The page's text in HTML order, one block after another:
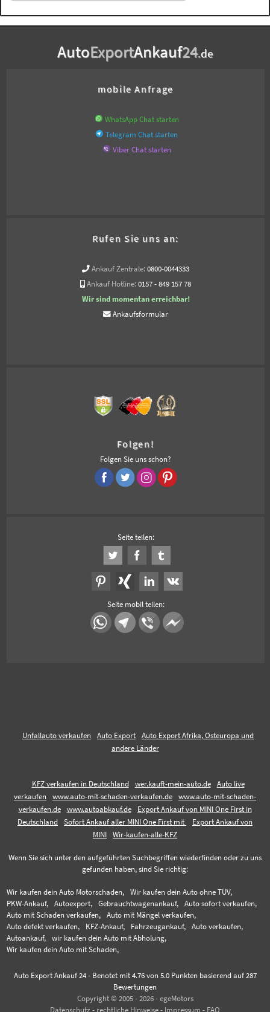
AutoExportAnkauf24.de
mobile Anfrage
WhatsApp Chat starten
Telegram Chat starten
Viber Chat starten
Rufen Sie uns an:
Ankauf Zentrale: 0800-0044333
Ankauf Hotline: 0157 - 849 157 78
Wir sind momentan erreichbar!
Ankaufsformular
Folgen!
Folgen Sie uns schon?
Seite teilen:
Seite mobil teilen:
Unfallauto verkaufen Auto Export
Auto Export Afrika, Osteuropa und
andere Länder
KFZ verkaufen in Deutschland wer.kauft-mein-auto.de
Auto live
verkaufen
www.auto-mit-schaden-verkaufen.de
www.auto-mit-schaden-
verkaufen.de
www.autoabkauf.de
Export Ankauf von MINI One First in
Deutschland
Sofort Ankauf aller MINI One First mit
Export Ankauf von
MINI
Wir-kaufen-alle-KFZ
Wenn Sie sich unter den aufgeführten Suchbegriffen wiederfinden oder zu uns
gefunden haben, sind Sie richtig:
Wir kaufen dein Auto Motorschaden,
Wir kaufen dein Auto ohne TÜV,
PKW-Ankauf,
Autoexport, Gebrauchtwagenankauf,
Auto sofort verkaufen,
Auto mit Schaden verkaufen,
Auto mit Mängel verkaufen,
Auto defekt verkaufen,
KFZ-Ankauf, Fahrzeugankauf,
Auto verkaufen,
Autoankauf,
wir kaufen dein Auto mit Abholung,
Wir kaufen dein Auto mit Schaden,
Auto Export Ankauf 24- Benotet mit 4.76von 5.0 Punkten basierend auf 287
Bewertungen
Copyright © 2005 - 2026 - egeMotors
Datenschutz - rechtliche Hinweise - Impressum - FAQ